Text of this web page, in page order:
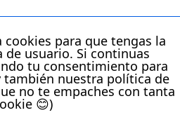
con Office Remote
para que tengas la
de usuario. Si continuas
tu consentimiento para
también nuestra política de
no te empaches con tanta
😊)